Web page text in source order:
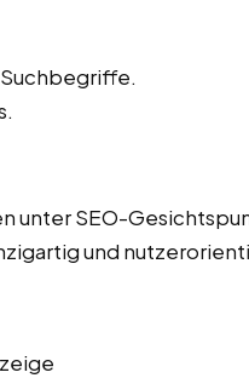
unter SEO-
und